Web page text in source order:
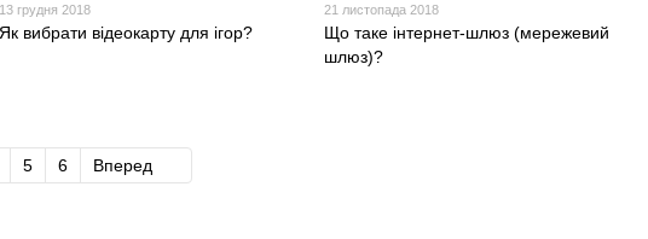
13 грудня 2018
Як вибрати відеокарту для ігор?
21 листопада 2018
Що таке інтернет-шлюз (мережевий
шлюз)?
5 6 Вперед